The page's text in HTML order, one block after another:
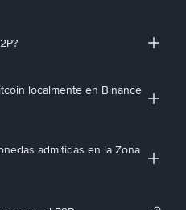
localmente en Binance
admitidas en la Zona